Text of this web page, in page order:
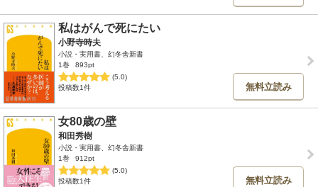
私はがんで死にたい
小野寺時夫
小説・実用書、幻冬舎新書
1巻
893pt
(5.0)
投稿数1件
無料立読み
女80歳の壁
和田秀樹
小説・実用書、幻冬舎新書
1巻
912pt
(5.0)
投稿数1件
無料立読み